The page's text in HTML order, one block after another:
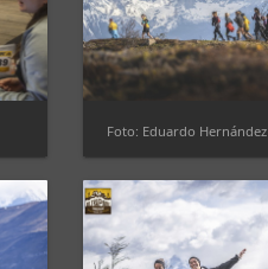
Foto: Eduardo Hernández